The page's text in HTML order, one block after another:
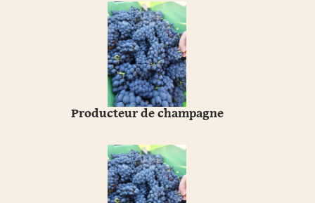
Producteur de champagne